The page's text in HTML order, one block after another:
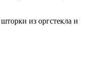
из оргстекла и